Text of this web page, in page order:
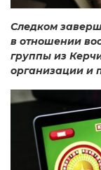
Следком
в отношении
группы из
организации и